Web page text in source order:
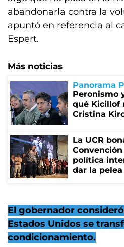
abandonarla contra la
apuntó en referencia al
Espert.
Más noticias
Panorama
Peronismo
qué Kicillof
Cristina
La UCR
política
dar la pelea
El gobernador
Estados Unidos se
condicionamiento.